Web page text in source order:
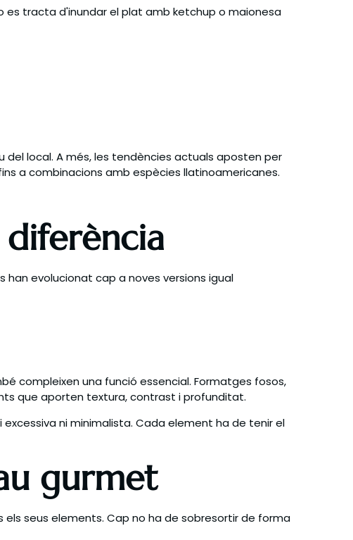
es tracta d'inundar el plat amb ketchup o maionesa
local. A més, les tendències actuals aposten per
a combinacions amb espècies llatinoamericanes.
evolucionat cap a noves versions igual
compleixen una funció essencial. Formatges fosos,
que aporten textura, contrast i profunditat.
excessiva ni minimalista. Cada element ha de tenir el
gurmet
seus elements. Cap no ha de sobresortir de forma